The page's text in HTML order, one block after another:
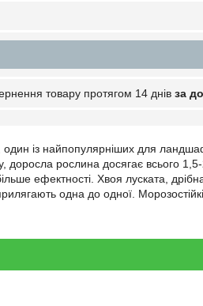
товару протягом 14 днів за
із найпопулярніших для
доросла рослина досягає всього
ефектності. Хвоя луската,
одна до одної.